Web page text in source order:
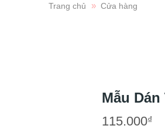
Trang chủ » Cửa hàng
Mẫu
115.000₫